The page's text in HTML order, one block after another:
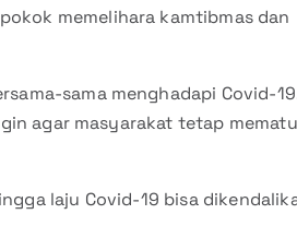
memelihara kamtibmas dan
sama menghadapi Covid-
agar masyarakat tetap
laju Covid-19 bisa